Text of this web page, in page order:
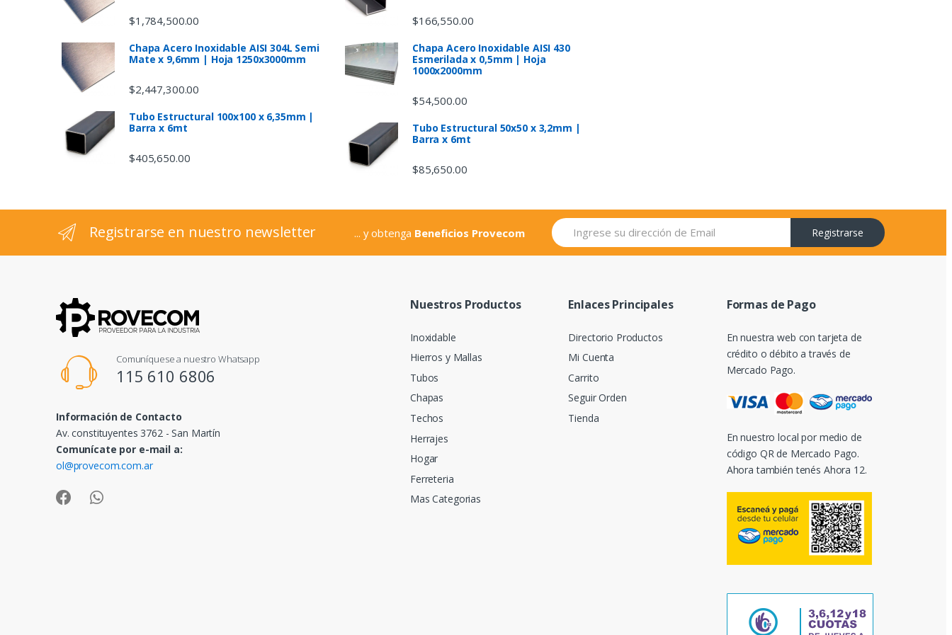
l
$1,784,500.00
Chapa Acero Inoxidable AISI 304L Semi
Mate x 9,6mm | Hoja 1250x3000mm
$2,447,300.00
Tubo Estructural 100x100 x 6,35mm |
Barra x 6mt
$405,650.00
$166,550.00
Chapa Acero Inoxidable AISI 430
Esmerilada x 0,5mm | Hoja
1000x2000mm
$54,500.00
Tubo Estructural 50x50 x 3,2mm |
Barra x 6mt
$85,650.00
Registrarse en nuestro newsletter ... y obtenga Beneficios Provecom Registrarse
Comuníquese a nuestro Whatsapp
115 610 6806
Información de Contacto
Av. constituyentes 3762 - San Martín
Comunícate por e-mail a:
ol@provecom.com.ar
Nuestros Productos
Inoxidable
Hierros y Mallas
Tubos
Chapas
Techos
Herrajes
Hogar
Ferreteria
Mas Categorias
Enlaces Principales
Directorio Productos
Mi Cuenta
Carrito
Seguir Orden
Tienda
Formas de Pago
En nuestra web con tarjeta de
crédito o débito a través de
Mercado Pago.
En nuestro local por medio de
código QR de Mercado Pago.
Ahora también tenés Ahora 12.